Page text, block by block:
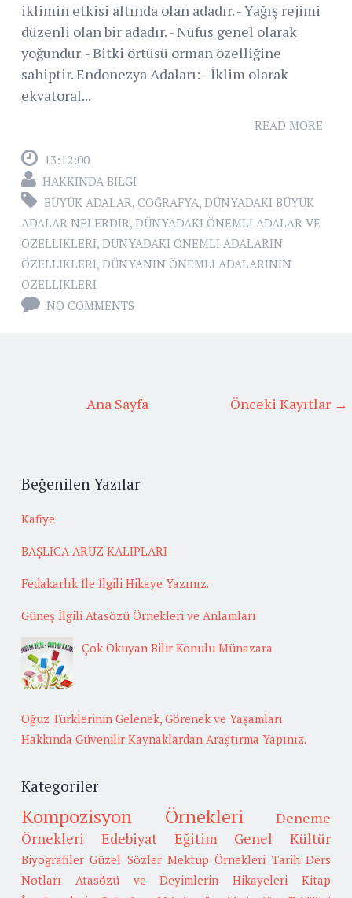
iklimin etkisi altında olan adadır. - Yağış rejimi
düzenli olan bir adadır. - Nüfus genel olarak
yoğundur. - Bitki örtüsü orman özelliğine
sahiptir. Endonezya Adaları: - İklim olarak
ekvatoral...
READ MORE
13:12:00
HAKKINDA BILGI
BÜYÜK ADALAR, COĞRAFYA, DÜNYADAKI BÜYÜK
ADALAR NELERDIR, DÜNYADAKI ÖNEMLI ADALAR VE
ÖZELLIKLERI, DÜNYADAKI ÖNEMLI ADALARIN
ÖZELLIKLERI, DÜNYANIN ÖNEMLI ADALARININ
ÖZELLIKLERI
NO COMMENTS
Önceki Kayıtlar →
Ana Sayfa
Beğenilen Yazılar
Kafiye
BAŞLICA ARUZ KALIPLARI
Fedakarlık İle İlgili Hikaye Yazınız.
Güneş İlgili Atasözü Örnekleri ve Anlamları
Çok Okuyan Bilir Konulu Münazara
Oğuz Türklerinin Gelenek, Görenek ve Yaşamları
Hakkında Güvenilir Kaynaklardan Araştırma Yapınız.
Kategoriler
Kompozisyon Örnekleri
Deneme
Örnekleri
Edebiyat Eğitim Genel Kültür
Biyografiler Güzel Sözler Mektup Örnekleri Tarih Ders
Notları
Atasözü ve Deyimlerin Hikayeleri
Kitap